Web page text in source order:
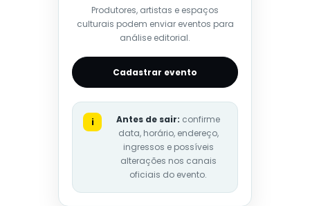
Produtores, artistas e espaços
culturais podem enviar eventos para
análise editorial.
Cadastrar evento
i Antes de sair: confirme
data, horário, endereço,
ingressos e possíveis
alterações nos canais
oficiais do evento.